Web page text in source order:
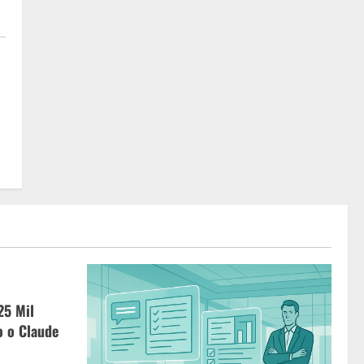
Mil
o Claude